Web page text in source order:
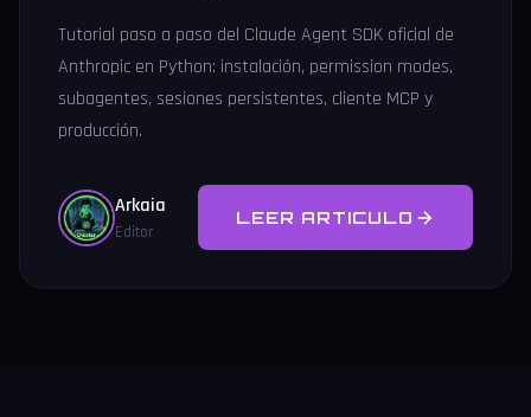
Tutorial paso a paso del Claude Agent SDK oficial de
Anthropic en Python: instalación, permission modes,
subagentes, sesiones persistentes, cliente MCP y
producción.
Arkaia
Editor
LEER ARTICULO